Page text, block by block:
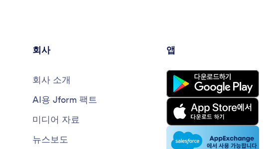
회사
회사 소개
AI용 Jform 팩트
미디어 자료
뉴스보도
앱